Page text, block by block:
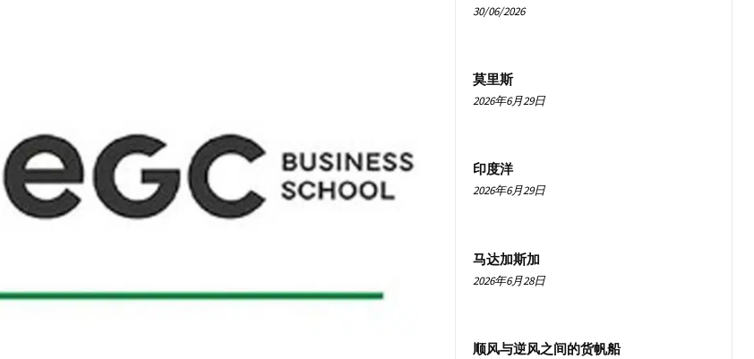
30/06/2026
莫里斯
2026年6月29日
印度洋
2026年6月29日
马达加斯加
2026年6月28日
顺风与逆风之间的货帆船